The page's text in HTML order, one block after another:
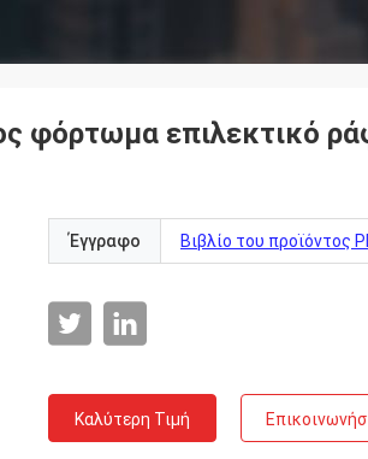
φόρτωμα επιλεκτικό
Έγγραφο Βιβλίο του προϊόντος
Καλύτερη Τιμή